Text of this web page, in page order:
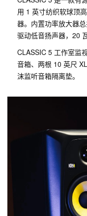
用 1 英寸纺织软球顶
器。内置功率放大器
驱动低音扬声器，20
CLASSIC 5 工作室监
音箱、两根 10 英尺
沫监听音箱隔离垫。